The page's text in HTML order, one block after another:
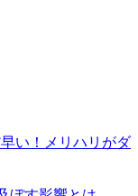
い！メリハリがダ